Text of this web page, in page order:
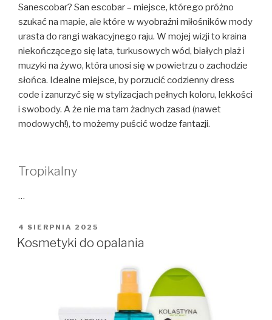
Sanescobar? San escobar – miejsce, którego próżno
szukać na mapie, ale które w wyobraźni miłośników mody
urasta do rangi wakacyjnego raju. W mojej wizji to kraina
niekończącego się lata, turkusowych wód, białych plaż i
muzyki na żywo, która unosi się w powietrzu o zachodzie
słońca. Idealne miejsce, by porzucić codzienny dress
code i zanurzyć się w stylizacjach pełnych koloru, lekkości
i swobody. A że nie ma tam żadnych zasad (nawet
modowych!), to możemy puścić wodze fantazji.
Tropikalny
…
OPUBLIKOWANE
W
4 SIERPNIA 2025
Kosmetyki do opalania